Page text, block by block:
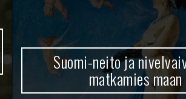
Suomi-neito ja
matkamies maan